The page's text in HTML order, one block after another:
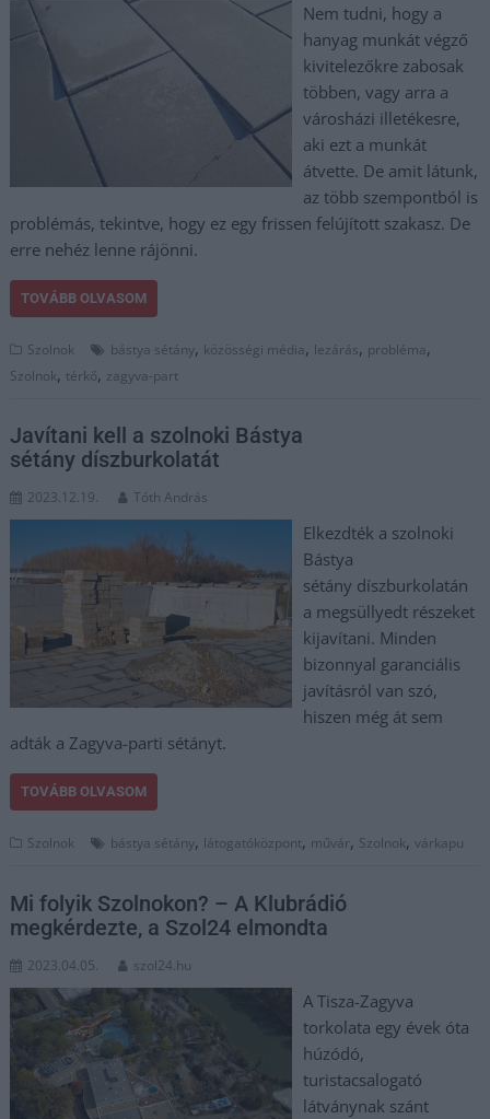
Nem tudni, hogy a
hanyag munkát végző
kivitelezőkre zabosak
többen, vagy arra a
városházi illetékesre,
aki ezt a munkát
átvette. De amit látunk,
az több szempontból is
problémás, tekintve, hogy ez egy frissen felújított szakasz. De
erre nehéz lenne rájönni.
TOVÁBB OLVASOM
Szolnok bástya sétány, közösségi média, lezárás, probléma,
Szolnok, térkő, zagyva-part
Javítani kell a szolnoki Bástya
sétány díszburkolatát
2023.12.19. Tóth András
Elkezdték a szolnoki
Bástya
sétány díszburkolatán
a megsüllyedt részeket
kijavítani. Minden
bizonnyal garanciális
javításról van szó,
hiszen még át sem
adták a Zagyva-parti sétányt.
TOVÁBB OLVASOM
Szolnok bástya sétány, látogatóközpont, művár, Szolnok,várkapu
Mi folyik Szolnokon? – A Klubrádió
megkérdezte, a Szol24 elmondta
2023.04.05. szol24.hu
A Tisza-Zagyva
torkolata egy évek óta
húzódó,
turistacsalogató
látványnak szánt